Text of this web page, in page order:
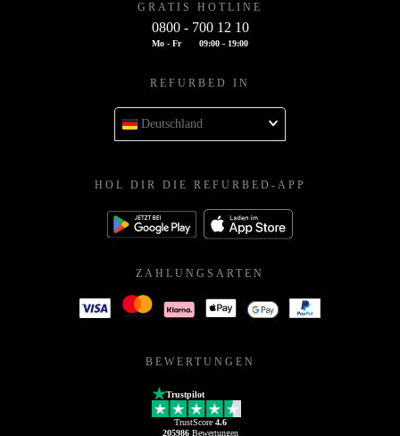
GRATIS HOTLINE
0800 - 700 12 10
Mo - Fr 09:00 - 19:00
REFURBED IN
Deutschland
HOL DIR DIE REFURBED-APP
ZAHLUNGSARTEN
BEWERTUNGEN
Trustpilot
TrustScore 4.6
205986Bewertungen